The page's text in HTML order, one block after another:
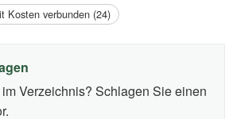
Kosten verbunden (24)
Verzeichnis? Schlagen Sie einen